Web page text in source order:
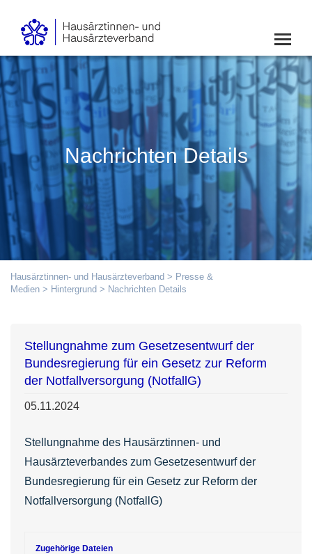
Nachrichten Details
Hausärztinnen- und Hausärzteverband > Presse &
Medien > Hintergrund > Nachrichten Details
Stellungnahme zum Gesetzesentwurf der
Bundesregierung für ein Gesetz zur Reform
der Notfallversorgung (NotfallG)
05.11.2024
Stellungnahme des Hausärztinnen- und
Hausärzteverbandes zum Gesetzesentwurf der
Bundesregierung für ein Gesetz zur Reform der
Notfallversorgung (NotfallG)
Zugehörige Dateien